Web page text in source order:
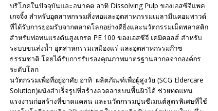
บริโภคในปัจจุบันและอนาคต อาทิ Dissolving Pulp ของเอสซีจีแพค
เกจจิ้ง สำหรับอุตสาหกรรมสิ่งทอและอุตสาหกรรมเมลามีนคอมพาวด์
ที่ได้รับการยอมรับจากตลาดโลกอย่างดียิ่งและนวัตกรรมเม็ดพลาสติก
สำหรับท่อทนแรงดันสูงเกรด PE 100 ของเอสซีจี เคมิคอลส์ สำหรับ
ระบบขนส่งน้ำ อุตสาหกรรมเหมืองแร่ และอุตสาหกรรมก๊าซ
ธรรมชาติ โดยได้รับการรับรองคุณภาพมาตรฐานสากลจากองค์กร
ระดับโลก
นวัตกรรมเพื่อที่อยู่อาศัย อาทิ ผลิตภัณฑ์เพื่อผู้สูงวัย (SCG Eldercare
Solution)ผนังสำเร็จรูปที่สร้างลวดลายบนพื้นผิวได้ ช่วยทดแทน
แรงงานก่อสร้างที่ขาดแคลน และนวัตกรรมปูนซีเมนต์สูตรพิเศษที่ใช้